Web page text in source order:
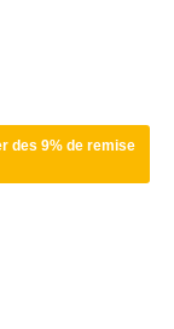
des 9% de remise